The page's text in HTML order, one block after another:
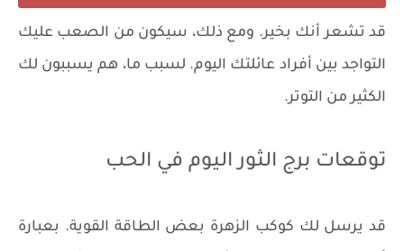
قد تشعر أنك بخير. ومع ذلك، سيكون من الصعب عليك
التواجد بين أفراد عائلتك اليوم. لسبب ما، هم يسببون لك
الكثير من التوتر.
توقعات برج الثور اليوم في الحب
قد يرسل لك كوكب الزهرة بعض الطاقة القوية. بعبارة